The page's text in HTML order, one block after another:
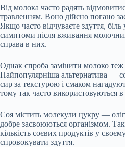
Від молока часто радять
травленням. Воно дійсно погано
Якщо часто відчуваєте здуття,
симптоми після вживання
справа в них.
Однак спроба замінити молоко
Найпопулярніша альтернатива —
сир за текстурою і смаком
тому так часто використовуються в
Соя містить молекули цукру —
добре засвоюються організмом.
кількість соєвих продуктів у
спровокувати здуття.